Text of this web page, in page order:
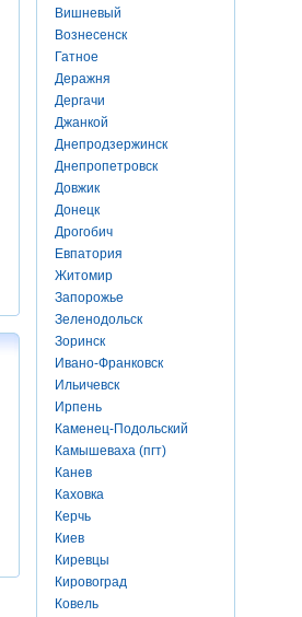
Вишневый
Вознесенск
Гатное
Деражня
Дергачи
Джанкой
Днепродзержинск
Днепропетровск
Довжик
Донецк
Дрогобич
Евпатория
Житомир
Запорожье
Зеленодольск
Зоринск
Ивано-Франковск
Ильичевск
Ирпень
Каменец-Подольский
Камышеваха (пгт)
Канев
Каховка
Керчь
Киев
Киревцы
Кировоград
Ковель